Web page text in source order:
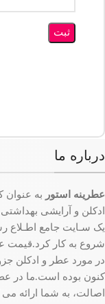
درباره ما
عطرینه استور به عنوان
یک سـایت جامع اطـلاع
شروع به کار کرد.قیمت
در مورد عطر و ادکلن
کنون بوده است.ما در
اصالت، به شما ارائه